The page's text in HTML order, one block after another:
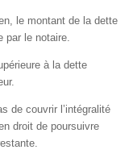
le montant de la dette
par le notaire.
à la dette
de couvrir l’intégralité
droit de poursuivre